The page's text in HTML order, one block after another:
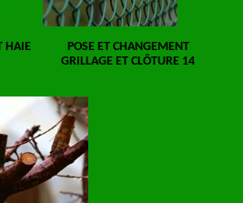
HAIE
POSE ET CHANGEMENT
GRILLAGE ET CLÔTURE 14